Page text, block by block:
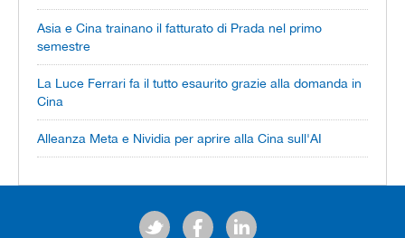
Asia e Cina trainano il fatturato di Prada nel primo
semestre
La Luce Ferrari fa il tutto esaurito grazie alla domanda in
Cina
Alleanza Meta e Nividia per aprire alla Cina sull'AI